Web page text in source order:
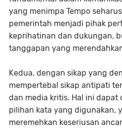
yang menimpa Tempo
pemerintah menjadi pihak
keprihatinan dan dukungan,
tanggapan yang
Kedua, dengan sikap yang
mempertebal sikap antipati
dan media kritis. Hal ini dapat
pilihan kata yang digunakan,
meremehkan keseriusan